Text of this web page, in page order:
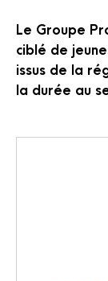
Le Groupe
ciblé de
issus de la
la durée au